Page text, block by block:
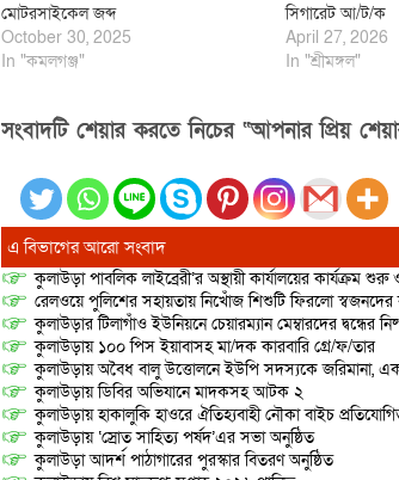
মোটরসাইকেল জব্দ
October 30, 2025
In "কমলগঞ্জ"
সিগারেট আ/ট/ক
April 27, 2026
In "শ্রীমঙ্গল"
সংবাদটি শেয়ার করতে নিচের “আপনার প্রিয়
এ বিভাগের আরো সংবাদ
কুলাউড়া পাবলিক লাইব্রেরী’র অস্থায়ী কার্যালয়ের কার্যক্রম
রেলওয়ে পুলিশের সহায়তায় নিখোঁজ শিশুটি ফিরলো স্বজনদের
কুলাউড়ার টিলাগাঁও ইউনিয়নে চেয়ারম্যান মেম্বারদের দ্বন্ধের
কুলাউড়ায় ১০০ পিস ইয়াবাসহ মা/দক কারবারি গ্রে/ফ/তার
কুলাউড়ায় অবৈধ বালু উত্তোলনে ইউপি সদস্যকে জরিমানা,
কুলাউড়ায় ডিবির অভিযানে মাদকসহ আটক ২
কুলাউড়ায় হাকালুকি হাওরে ঐতিহ্যবাহী নৌকা বাইচ
কুলাউড়ায় ‘স্রোত সাহিত্য পর্ষদ’এর সভা অনুষ্ঠিত
কুলাউড়া আদর্শ পাঠাগারের পুরস্কার বিতরণ অনুষ্ঠিত